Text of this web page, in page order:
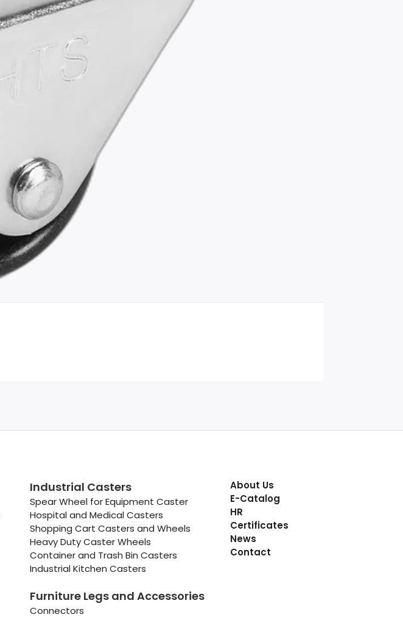
Industrial Casters
Spear Wheel for Equipment Caster
Hospital and Medical Casters
Shopping Cart Casters and Wheels
Heavy Duty Caster Wheels
Container and Trash Bin Casters
Industrial Kitchen Casters
Furniture Legs and Accessories
Connectors
About Us
E-Catalog
HR
Certificates
News
Contact